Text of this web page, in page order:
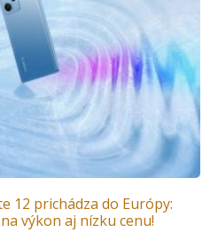
12 prichádza do Európy:
výkon aj nízku cenu!